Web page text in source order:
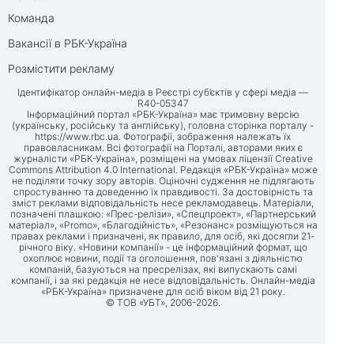
Команда
Вакансії в РБК-Україна
Розмістити рекламу
Ідентифікатор онлайн-медіа в Реєстрі суб’єктів у сфері медіа —
R40-05347
Інформаційний портал «РБК-Україна» має тримовну версію
(українську, російську та англійську), головна сторінка порталу -
https://www.rbc.ua. Фотографії, зображення належать їх
правовласникам. Всі фотографії на Порталі, авторами яких є
журналісти «РБК-Україна», розміщені на умовах ліцензії Creative
Commons Attribution 4.0 International. Редакція «РБК-Україна» може
не поділяти точку зору авторів. Оціночні судження не підлягають
спростуванню та доведенню їх правдивості. За достовірність та
зміст реклами відповідальність несе рекламодавець. Матеріали,
позначені плашкою: «Прес-релізи», «Спецпроект», «Партнерський
матеріал», «Promo», «Благодійність», «Резонанс» розміщуються на
правах реклами і призначені, як правило, для осіб, які досягли 21-
річного віку. «Новини компанії» - це інформаційний формат, що
охоплює новини, події та оголошення, пов'язані з діяльністю
компаній, базуються на пресрелізах, які випускають самі
компанії, і за які редакція не несе відповідальність. Онлайн-медіа
«РБК-Україна» призначене для осіб віком від 21 року.
© ТОВ «УБТ», 2006-2026.